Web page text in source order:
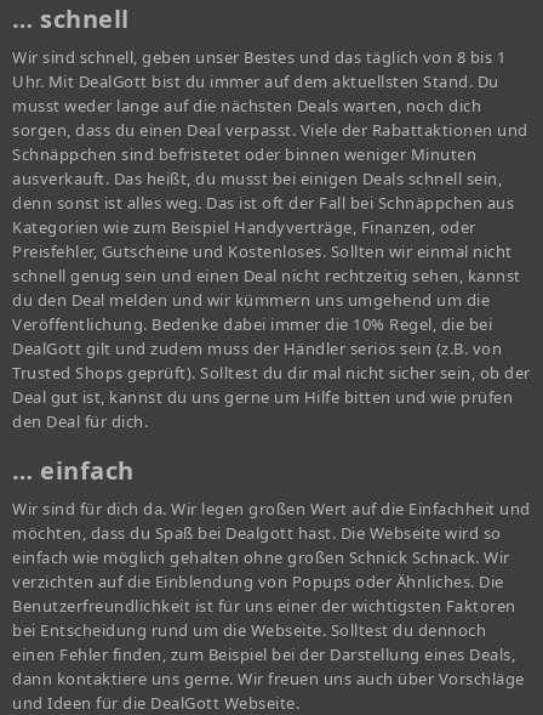
… schnell
Wir sind schnell, geben unser Bestes und das täglich von 8 bis 1
Uhr. Mit DealGott bist du immer auf dem aktuellsten Stand. Du
musst weder lange auf die nächsten Deals warten, noch dich
sorgen, dass du einen Deal verpasst. Viele der Rabattaktionen und
Schnäppchen sind befristetet oder binnen weniger Minuten
ausverkauft. Das heißt, du musst bei einigen Deals schnell sein,
denn sonst ist alles weg. Das ist oft der Fall bei Schnäppchen aus
Kategorien wie zum Beispiel Handyverträge, Finanzen, oder
Preisfehler, Gutscheine und Kostenloses. Sollten wir einmal nicht
schnell genug sein und einen Deal nicht rechtzeitig sehen, kannst
du den Deal melden und wir kümmern uns umgehend um die
Veröffentlichung. Bedenke dabei immer die 10% Regel, die bei
DealGott gilt und zudem muss der Händler seriös sein (z.B. von
Trusted Shops geprüft). Solltest du dir mal nicht sicher sein, ob der
Deal gut ist, kannst du uns gerne um Hilfe bitten und wie prüfen
den Deal für dich.
… einfach
Wir sind für dich da. Wir legen großen Wert auf die Einfachheit und
möchten, dass du Spaß bei Dealgott hast. Die Webseite wird so
einfach wie möglich gehalten ohne großen Schnick Schnack. Wir
verzichten auf die Einblendung von Popups oder Ähnliches. Die
Benutzerfreundlichkeit ist für uns einer der wichtigsten Faktoren
bei Entscheidung rund um die Webseite. Solltest du dennoch
einen Fehler finden, zum Beispiel bei der Darstellung eines Deals,
dann kontaktiere uns gerne. Wir freuen uns auch über Vorschläge
und Ideen für die DealGott Webseite.